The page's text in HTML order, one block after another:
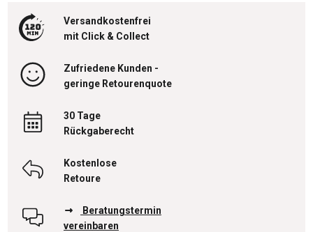
Versandkostenfrei
mit Click & Collect
Zufriedene Kunden -
geringe Retourenquote
30 Tage
Rückgaberecht
Kostenlose
Retoure
Beratungstermin
vereinbaren